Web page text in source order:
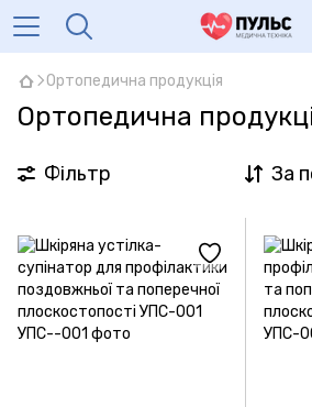
Ортопедична продукція
Ортопедична
Фільтр За